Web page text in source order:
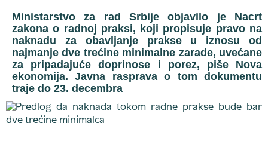
Ministarstvo za rad Srbije objavilo je Nacrt
zakona o radnoj praksi, koji propisuje pravo na
naknadu za obavljanje prakse u iznosu od
najmanje dve trećine minimalne zarade, uvećane
za pripadajuće doprinose i porez, piše Nova
ekonomija. Javna rasprava o tom dokumentu
traje do 23. decembra